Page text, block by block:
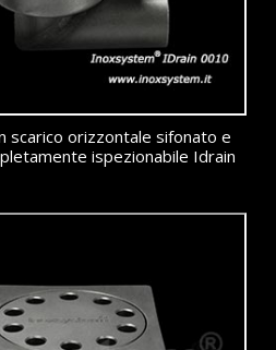
scarico orizzontale sifonato e
ispezionabile Idrain